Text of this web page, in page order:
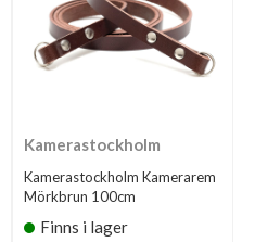
Kamerastockholm
Kamerastockholm Kamerarem
Mörkbrun 100cm
Finns i lager